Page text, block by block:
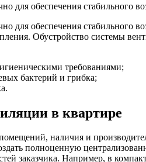
для обеспечения стабильного
для обеспечения
Обустройство системы
требованиями;
бактерий и грибка;
в квартире
наличия и
полноценную
заказчика. Например, в